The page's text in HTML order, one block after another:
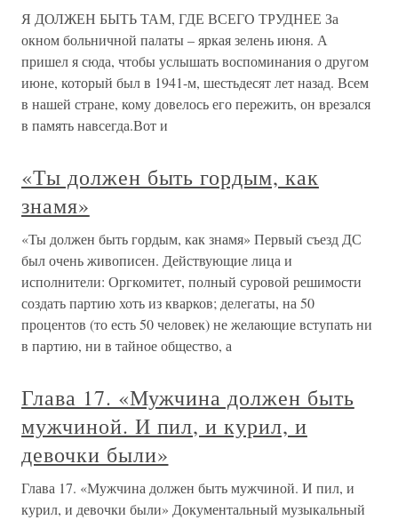
Я ДОЛЖЕН БЫТЬ ТАМ, ГДЕ ВСЕГО ТРУДНЕЕ За
окном больничной палаты – яркая зелень июня. А
пришел я сюда, чтобы услышать воспоминания о другом
июне, который был в 1941-м, шестьдесят лет назад. Всем
в нашей стране, кому довелось его пережить, он врезался
в память навсегда.Вот и
«Ты должен быть гордым, как
знамя»
«Ты должен быть гордым, как знамя» Первый съезд ДС
был очень живописен. Действующие лица и
исполнители: Оргкомитет, полный суровой решимости
создать партию хоть из кварков; делегаты, на 50
процентов (то есть 50 человек) не желающие вступать ни
в партию, ни в тайное общество, а
Глава 17. «Мужчина должен быть
мужчиной. И пил, и курил, и
девочки были»
Глава 17. «Мужчина должен быть мужчиной. И пил, и
курил, и девочки были» Документальный музыкальный